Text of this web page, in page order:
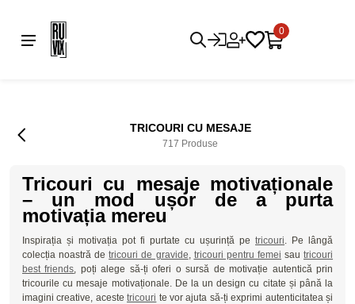
0
TRICOURI CU MESAJE
717 Produse
Tricouri cu mesaje motivaționale
– un mod ușor de a purta
motivația mereu
Inspirația și motivația pot fi purtate cu ușurință pe tricouri. Pe lângă
colecția noastră detricouri de gravide, tricouri pentru femei sautricouri
best friends, poți alege să-ți oferi o sursă de motivație autentică prin
tricourile cu mesaje motivaționale. De la un design cu citate și până la
imagini creative, acestetricouri te vor ajuta să-ți exprimi autenticitatea și